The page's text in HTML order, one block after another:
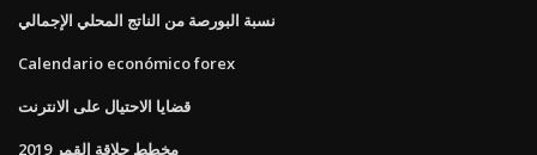
نسبة البورصة من الناتج المحلي الإجمالي
Calendario económico forex
قضايا الاحتيال على الانترنت
مخطط حلاقة القمر 2019